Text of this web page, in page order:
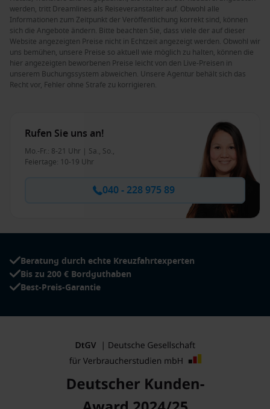
werden, tritt Dreamlines als Reiseveranstalter auf. Obwohl alle
Informationen zum Zeitpunkt der Veröffentlichung korrekt sind, können
sich die Angebote ändern. Bitte beachten Sie, dass viele der auf dieser
Website angezeigten Preise nicht in Echtzeit angezeigt werden. Obwohl wir
uns bemühen, unsere Preise so aktuell wie möglich zu halten, können die
hier angezeigten beworbenen Preise leicht von den Live-Preisen in
unserem Buchungssystem abweichen. Unsere Agentur behält sich das
Recht vor, Fehler ohne Strafe zu korrigieren.
Rufen Sie uns an!
Mo.-Fr.: 8-21 Uhr | Sa., So.,
Feiertage: 10-19 Uhr
040 - 228 975 89
Beratung durch echte Kreuzfahrtexperten
Bis zu 200 € Bordguthaben
Best-Preis-Garantie